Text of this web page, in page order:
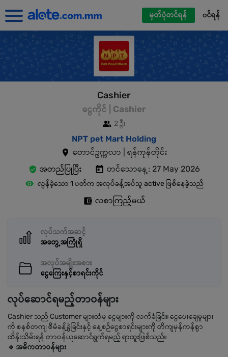
မှတ်ပုံတင်ရန် ၀င်ရန်
Cashier
ငွေကိုင် | Cashier
2 ဦး
NPT pet Mart Holding
တောင်ဥက္ကလာ | ရန်ကုန်တိုင်း
အတည်ပြုပြီး
တင်သောနေ့: 27 May 2026
လွန်ခဲ့သော 1 ပတ်က အလုပ်ခန့်အပ်သူ active ဖြစ်နေခဲ့သည်
လစာကြည့်မယ်
လုပ်သက်အဆင့်
အတွေ့အကြုံရှိ
အလုပ်အမျိုးအစား
ငွေကြေးနှင့်စာရင်းကိုင်
လုပ်ဆောင်ရမည့်တာဝန်များ
Cashier သည် Customer များထံမှ ငွေများကို လက်ခံခြင်း၊ ငွေပေးချေမှုများ
ကို စနစ်တကျ စီမံခန့်ခွဲခြင်းနှင့် နေ့စဉ်ငွေစာရင်းများကို တိကျမှန်ကန်စွာ
ထိန်းသိမ်းရန် တာဝန်ယူဆောင်ရွက်ရမည့် ရာထူးဖြစ်သည်။
🔹 အဓိကတာဝန်များ